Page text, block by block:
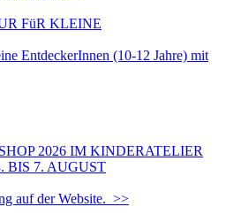
FüR KLEINE
EntdeckerInnen (10-12 Jahre) mit
2026 IM KINDERATELIER
BIS 7. AUGUST
auf der Website. >>